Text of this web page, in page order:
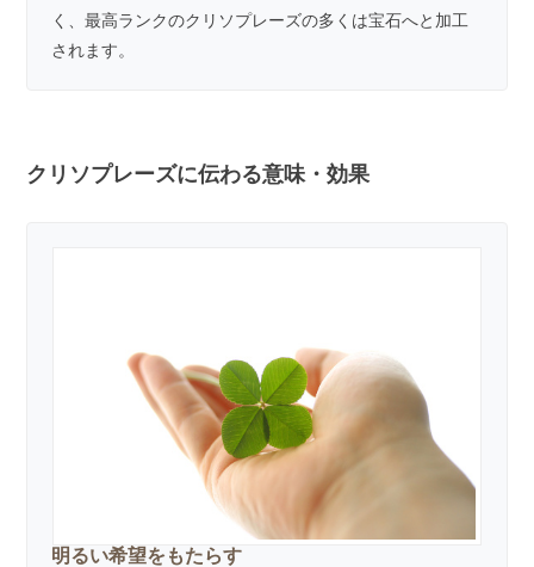
く、最高ランクのクリソプレーズの多くは宝石へと加工
されます。
クリソプレーズに伝わる意味・効果
明るい希望をもたらす